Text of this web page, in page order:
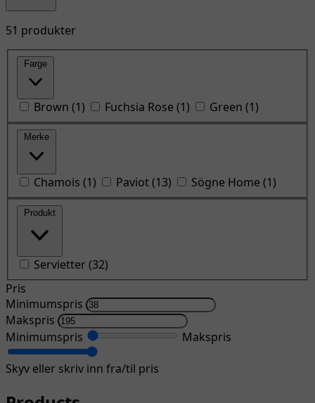
51 produkter
Farge
Brown (1) Fuchsia Rose (1) Green (1)
Merke
Chamois (1) Paviot(13) Sögne Home (1)
Produkt
Servietter(32)
Pris
Minimumspris
Makspris
Minimumspris
Makspris
Skyv eller skriv inn fra/til pris